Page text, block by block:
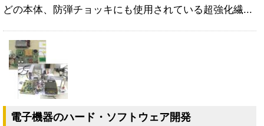
どの本体、防弾チョッキにも使用されている超強化繊...
電子機器のハード・ソフトウェア開発